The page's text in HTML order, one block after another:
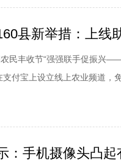
县新举措：上线
民丰收节“强强联手促振兴
付宝上设立线上农业频道，免
：手机摄像头凸起